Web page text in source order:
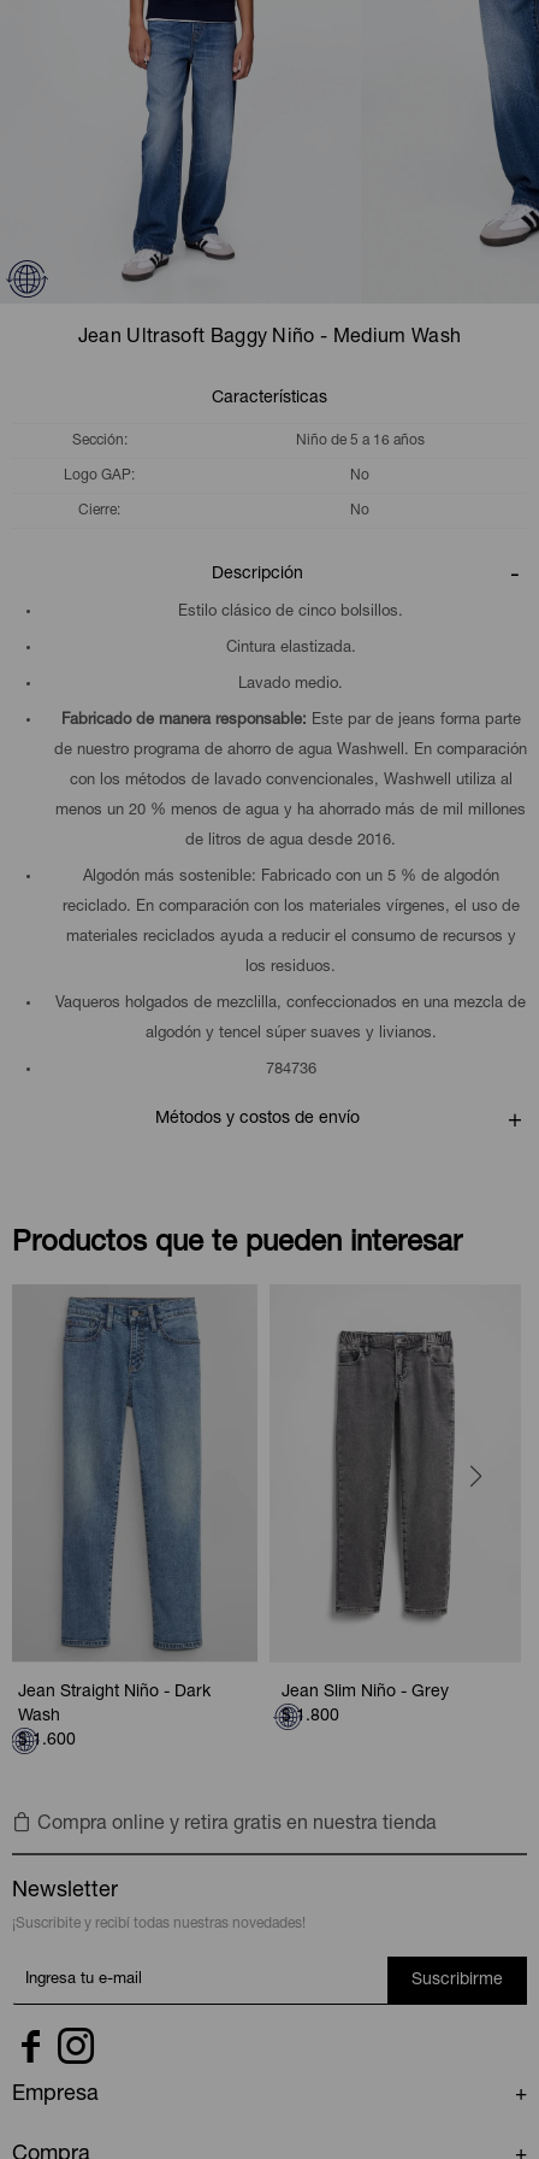
Jean Ultrasoft Baggy Niño - Medium Wash
Características
Sección Niño de 5 a 16 años
Logo GAP No
Cierre No
Descripción
Estilo clásico de cinco bolsillos.
Cintura elastizada.
Lavado medio.
Fabricado de manera responsable: Este par de jeans forma parte
de nuestro programa de ahorro de agua Washwell. En comparación
con los métodos de lavado convencionales, Washwell utiliza al
menos un 20 % menos de agua y ha ahorrado más de mil millones
de litros de agua desde 2016.
Algodón más sostenible: Fabricado con un 5 % de algodón
reciclado. En comparación con los materiales vírgenes, el uso de
materiales reciclados ayuda a reducir el consumo de recursos y
los residuos.
Vaqueros holgados de mezclilla, confeccionados en una mezcla de
algodón y tencel súper suaves y livianos.
784736
Métodos y costos de envío
Productos que te pueden interesar
Jean Straight Niño - Dark
Wash
$ 1.600
Jean Slim Niño - Grey
$ 1.800
Compra online y retira gratis en nuestra tienda
Newsletter
¡Suscribite y recibí todas nuestras novedades!
Suscribirme
 
Empresa
Camperas
Musculosas
Vestidos y polleras
Calzas
Camperas
Ropa interior
Camperas
Ropa interior
Camperas